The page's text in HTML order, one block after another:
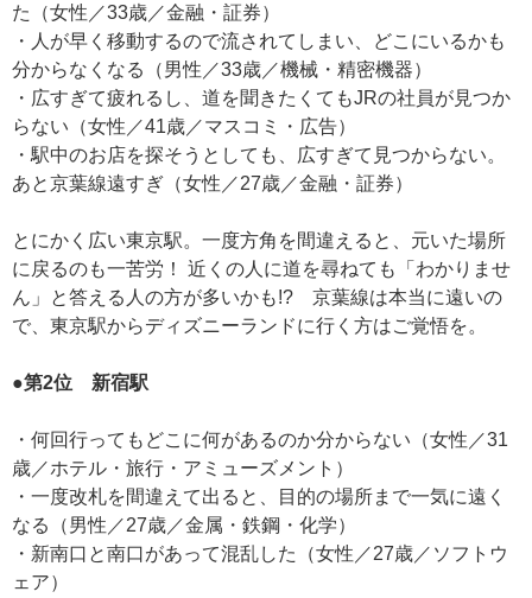
た（女性／33歳／金融・証券）
・人が早く移動するので流されてしまい、どこにいるかも
分からなくなる（男性／33歳／機械・精密機器）
・広すぎて疲れるし、道を聞きたくてもJRの社員が見つか
らない（女性／41歳／マスコミ・広告）
・駅中のお店を探そうとしても、広すぎて見つからない。
あと京葉線遠すぎ（女性／27歳／金融・証券）
とにかく広い東京駅。一度方角を間違えると、元いた場所
に戻るのも一苦労！ 近くの人に道を尋ねても「わかりませ
ん」と答える人の方が多いかも!? 京葉線は本当に遠いの
で、東京駅からディズニーランドに行く方はご覚悟を。
●第2位 新宿駅
・何回行ってもどこに何があるのか分からない（女性／31
歳／ホテル・旅行・アミューズメント）
・一度改札を間違えて出ると、目的の場所まで一気に遠く
なる（男性／27歳／金属・鉄鋼・化学）
・新南口と南口があって混乱した（女性／27歳／ソフトウ
ェア）